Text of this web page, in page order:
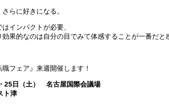
らに好きになる。
はインパクトが必要、
果的なのは自分の目でみて体感することが一番だと
フェア』来週開催します！
25日（土） 名古屋国際会議場
ト津